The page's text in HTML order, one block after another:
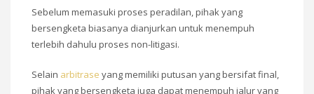
Sebelum memasuki proses peradilan, pihak yang
bersengketa biasanya dianjurkan untuk menempuh
terlebih dahulu proses non-litigasi.
Selain arbitrase yang memiliki putusan yang bersifat final,
pihak yang bersengketa juga dapat menempuh jalur yang